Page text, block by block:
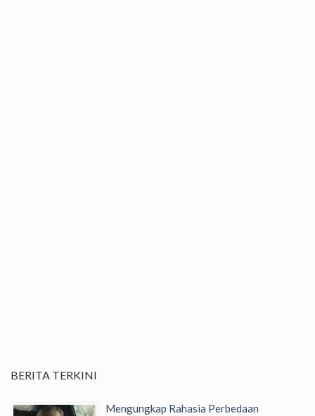
BERITA TERKINI
Mengungkap Rahasia Perbedaan